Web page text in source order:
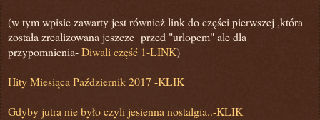
(w tym wpisie zawarty jest również link do części pierwszej ,która
została zrealizowana jeszcze przed "urlopem" ale dla
przypomnienia-Diwali część 1-LINK)
Hity Miesiąca Październik 2017 -KLIK
Gdyby jutra nie było czyli jesienna nostalgia..-KLIK